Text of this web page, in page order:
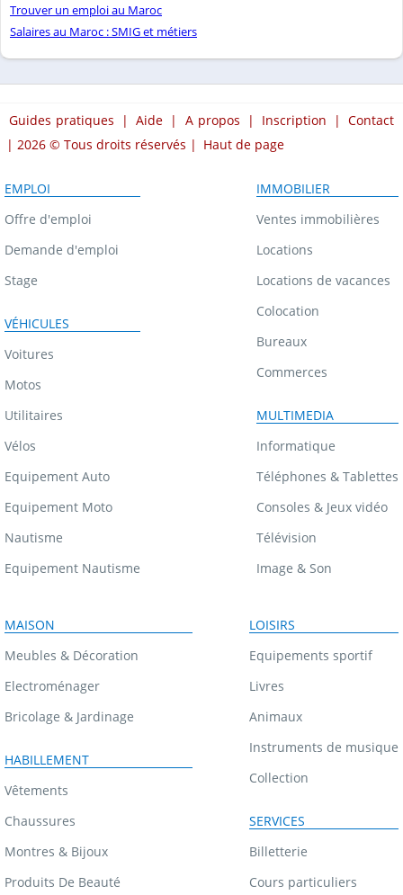
Trouver un emploi au Maroc
Salaires au Maroc : SMIG et métiers
Guides pratiques | Aide | A propos | Inscription | Contact
| 2026 © Tous droits réservés | Haut de page
EMPLOI
Offre d'emploi
Demande d'emploi
Stage
VÉHICULES
Voitures
Motos
Utilitaires
Vélos
Equipement Auto
Equipement Moto
Nautisme
Equipement Nautisme
IMMOBILIER
Ventes immobilières
Locations
Locations de vacances
Colocation
Bureaux
Commerces
MULTIMEDIA
Informatique
Téléphones & Tablettes
Consoles & Jeux vidéo
Télévision
Image & Son
MAISON
Meubles & Décoration
Electroménager
Bricolage & Jardinage
HABILLEMENT
Vêtements
Chaussures
Montres & Bijoux
Produits De Beauté
LOISIRS
Equipements sportif
Livres
Animaux
Instruments de musique
Collection
SERVICES
Billetterie
Cours particuliers